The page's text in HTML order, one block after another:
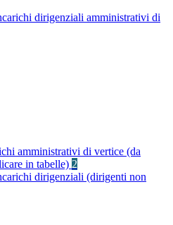
dirigenziali amministrativi di
amministrativi di vertice (da
in tabelle) 2
dirigenziali (dirigenti non